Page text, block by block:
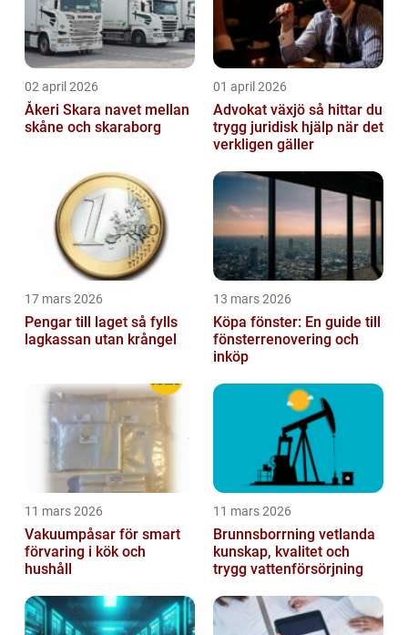
02 april 2026
Åkeri Skara navet mellan
skåne och skaraborg
01 april 2026
Advokat växjö så hittar du
trygg juridisk hjälp när det
verkligen gäller
17 mars 2026
Pengar till laget så fylls
lagkassan utan krångel
13 mars 2026
Köpa fönster: En guide till
fönsterrenovering och
inköp
11 mars 2026
Vakuumpåsar för smart
förvaring i kök och
hushåll
11 mars 2026
Brunnsborrning vetlanda
kunskap, kvalitet och
trygg vattenförsörjning